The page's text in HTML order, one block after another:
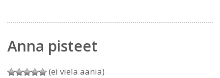
Anna pisteet
(ei vielä ääniä)